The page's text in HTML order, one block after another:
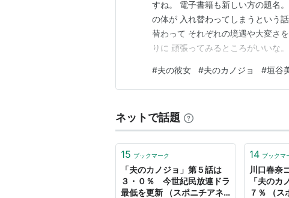
すね。 電子書籍も新しい方の題名
の体が 入れ替わってしまうという
替わって それぞれの境遇や大変さ
りに 頑張ってみるところがいいな
んとか 会議で自社のパスタは全部
良い方向に進んでいくのがいい。 …
#夫の彼女 #夫のカノジョ #垣谷
ネットで話題
15 ブックマーク
「夫のカノジョ」第５話は
３・０％ 今世紀民放連ドラ
最低を更新 （スポニチアネ
14 ブックマ
川口春奈
「夫のカ
７％ （ス